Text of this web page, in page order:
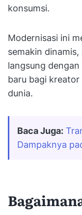
konsumsi.
Modernisasi ini
semakin
langsung
baru bagi
dunia.
Baca Juga:
Dampaknya